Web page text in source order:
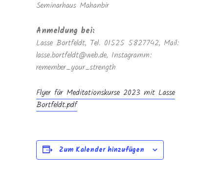
Seminarhaus Mahanbir
Anmeldung bei:
Lasse Bortfeldt, Tel. 01525 5827742, Mail:
lasse.bortfeldt@web.de, Instagramm:
remember_your_strength
Flyer für Meditationskurse 2023 mit Lasse
Bortfeldt.pdf
Zum Kalender hinzufügen